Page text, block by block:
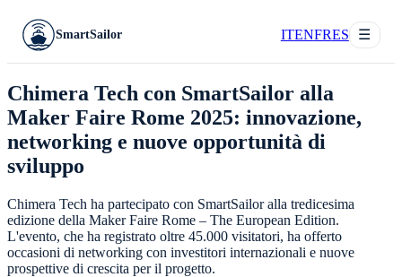
SmartSailor ITENFRES ☰
Chimera Tech con SmartSailor alla
Maker Faire Rome 2025: innovazione,
networking e nuove opportunità di
sviluppo
Chimera Tech ha partecipato con SmartSailor alla tredicesima
edizione della Maker Faire Rome – The European Edition.
L'evento, che ha registrato oltre 45.000 visitatori, ha offerto
occasioni di networking con investitori internazionali e nuove
prospettive di crescita per il progetto.